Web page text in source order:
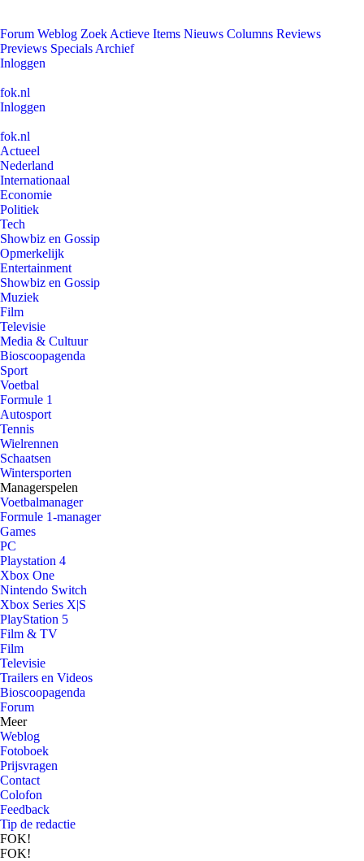
Forum Weblog Zoek Actieve Items Nieuws Columns Reviews
Previews Specials Archief
Inloggen
fok.nl
Inloggen
fok.nl
Actueel
Nederland
Internationaal
Economie
Politiek
Tech
Showbiz en Gossip
Opmerkelijk
Entertainment
Showbiz en Gossip
Muziek
Film
Televisie
Media & Cultuur
Bioscoopagenda
Sport
Voetbal
Formule 1
Autosport
Tennis
Wielrennen
Schaatsen
Wintersporten
Managerspelen
Voetbalmanager
Formule 1-manager
Games
PC
Playstation 4
Xbox One
Nintendo Switch
Xbox Series X|S
PlayStation 5
Film & TV
Film
Televisie
Trailers en Videos
Bioscoopagenda
Forum
Meer
Weblog
Fotoboek
Prijsvragen
Contact
Colofon
Feedback
Tip de redactie
FOK!
FOK!